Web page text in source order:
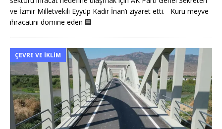
ve İzmir Milletvekili Eyyüp Kadir İnan’ı ziyaret etti. Kuru meyve
ihracatını domine eden 🟦
ÇEVRE VE İKLIM